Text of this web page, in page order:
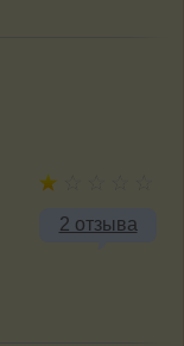
2 отзыва